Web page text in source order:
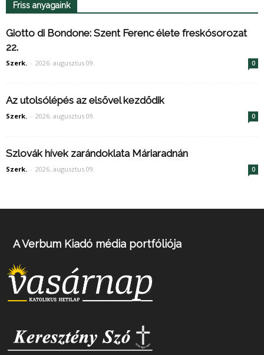
Friss anyagaink
Giotto di Bondone: Szent Ferenc élete freskósorozat
22.
Szerk. - 2026. augusztus 09. 0
Az utolsólépés az elsővel kezdődik
Szerk. - 2026. augusztus 09. 0
Szlovák hívek zarándoklata Máriaradnán
Szerk. - 2026. augusztus 09. 0
A Verbum Kiadó média portfóliója